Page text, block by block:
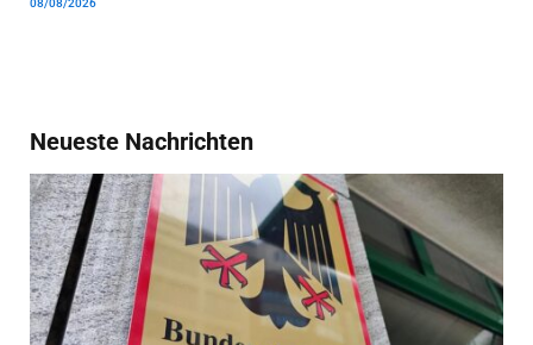
08/08/2026
Neueste Nachrichten